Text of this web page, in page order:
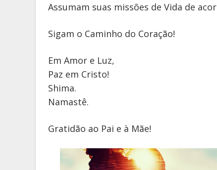
Assumam suas missões de Vida de
Sigam o Caminho do Coração!
Em Amor e Luz,
Paz em Cristo!
Shima.
Namastê.
Gratidão ao Pai e à Mãe!